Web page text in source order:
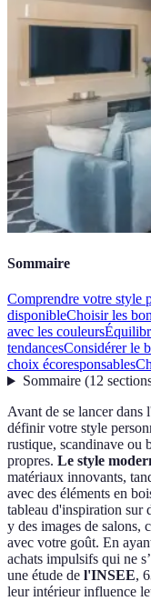
Sommaire
Comprendre votre style
disponibleChoisir les
avec les couleurs
tendancesConsidérer le
choix écoresponsables
Sommaire(12
Avant de se lancer dans
définir votre style
rustique, scandinave ou
propres. Le style
matériaux innovants,
avec des éléments en
tableau d'inspiration sur
y des images de salons,
avec votre goût. En
achats impulsifs qui ne
une étude de l'INSEE,
leur intérieur influence